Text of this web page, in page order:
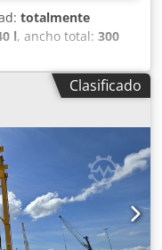
totalmente
l, ancho total: 300
la pared:
5 bar,
de presión de acero
Volumen: 40 L
Altura de las ruedas:
1.4301 / AISI
domo: 80x97 mm
5 bar
300 mm
Ag Tsa Altura
Clasificado